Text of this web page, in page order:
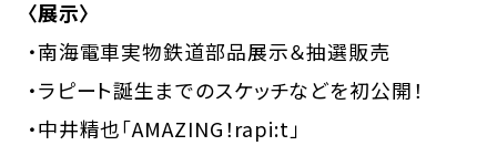
〈展示〉
・南海電車実物鉄道部品展示＆抽選販売
・ラピート誕生までのスケッチなどを初公開！
・中井精也「AMAZING！rapi:t」